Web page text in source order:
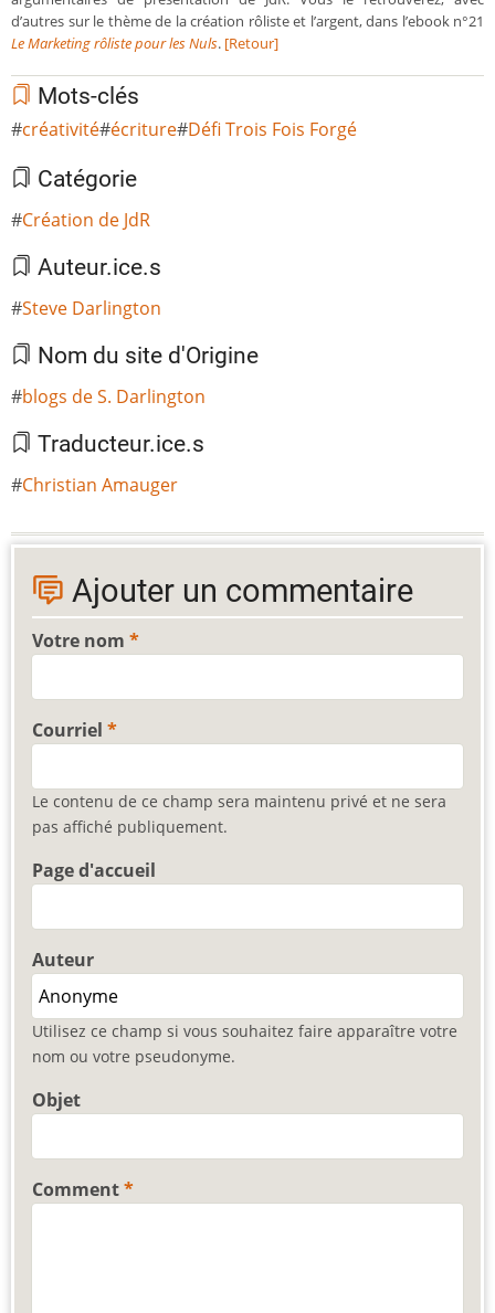
d’autres sur le thème de la création rôliste et l’argent, dans l’ebook n°21
Le Marketing rôliste pour les Nuls. [Retour]
Mots-clés
créativité écriture Défi Trois Fois Forgé
Catégorie
Création de JdR
Auteur.ice.s
Steve Darlington
Nom du site d'Origine
blogs de S. Darlington
Traducteur.ice.s
Christian Amauger
Ajouter un commentaire
Votre nom
Courriel
Le contenu de ce champ sera maintenu privé et ne sera
pas affiché publiquement.
Page d'accueil
Auteur
Utilisez ce champ si vous souhaitez faire apparaître votre
nom ou votre pseudonyme.
Objet
Comment